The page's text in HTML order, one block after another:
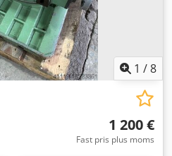
1 /8
1 200 €
Fast pris plus moms